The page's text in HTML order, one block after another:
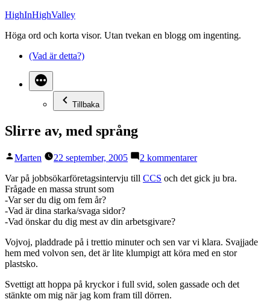
Hoppa
innehåll
HighInHighValley
Höga ord och korta visor. Utan tvekan en blogg om ingenting.
(Vad är detta?)
Tillbaka
Slirre av, med språng
Publicerat
Marten 22 september, 2005 2 kommentarertill
av,
Var på jobbsökarföretagsintervju till CCS och det gick ju bra.
Frågade en massa strunt som
-Var ser du dig om fem år?
-Vad är dina starka/svaga sidor?
-Vad önskar du dig mest av din arbetsgivare?
Vojvoj, pladdrade på i trettio minuter och sen var vi klara. Svajjade
hem med volvon sen, det är lite klumpigt att köra med en stor
plastsko.
Svettigt att hoppa på kryckor i full svid, solen gassade och det
stänkte om mig när jag kom fram till dörren.